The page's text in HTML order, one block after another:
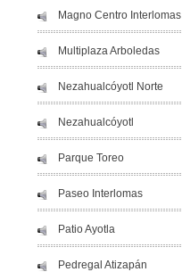
Magno Centro Interlomas
Multiplaza Arboledas
Nezahualcóyotl Norte
Nezahualcóyotl
Parque Toreo
Paseo Interlomas
Patio Ayotla
Pedregal Atizapán